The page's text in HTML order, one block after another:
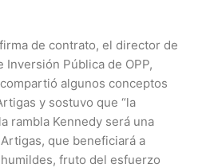
de contrato, el director de
Inversión Pública de OPP,
algunos conceptos
y sostuvo que “la
rambla Kennedy será una
que beneficiará a
fruto del esfuerzo